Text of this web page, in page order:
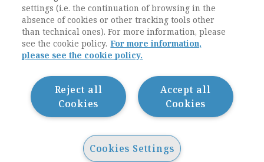
Contatti / Contacts
Privacy
Cookie Policy
Whistleblowing
Dichiarazione di accessibilità
settings (i.e. the continuation of browsing in the
absence of cookies or other tracking tools other
than technical ones). For more information, please
see the cookie policy. For more information,
please see the cookie policy.
Accept all
Cookies
Reject all
Cookies
Cookies Settings